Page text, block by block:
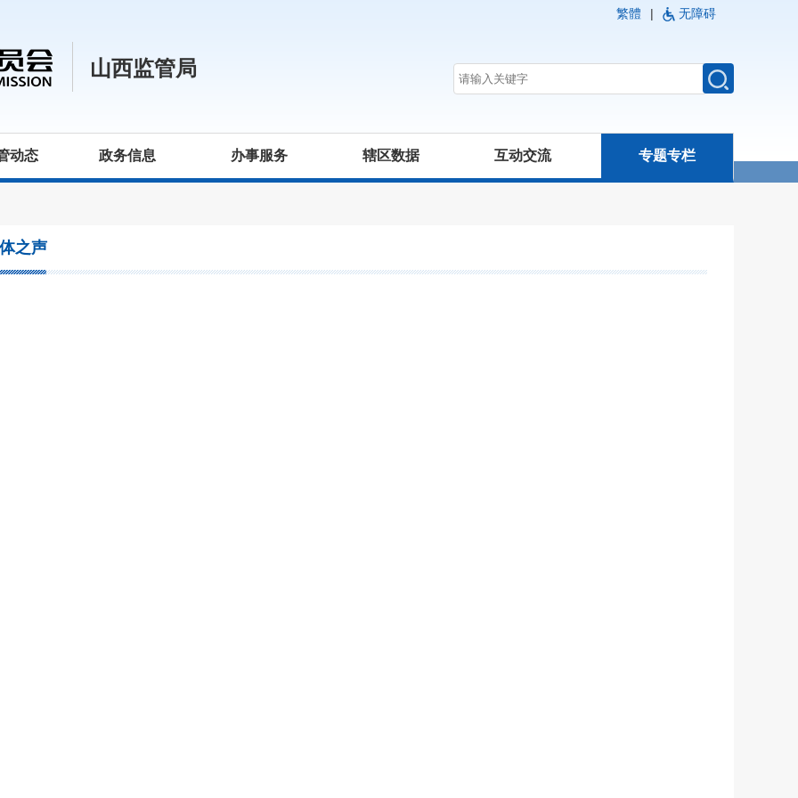
繁體 | 无障碍
山西监管局
动态 政务信息 办事服务 辖区数据 互动交流 专题专栏
之声